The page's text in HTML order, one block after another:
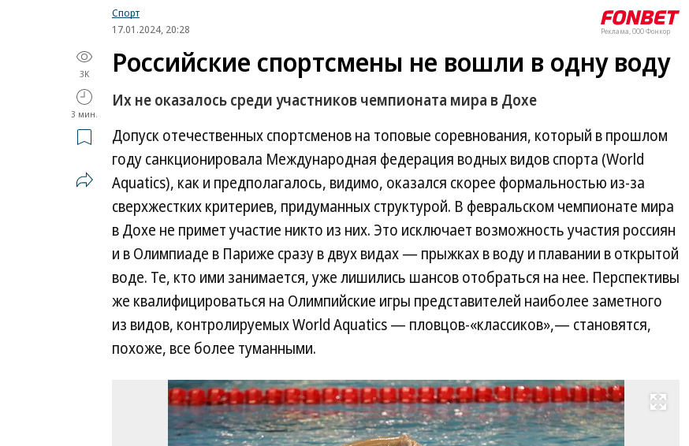
Реклама, ООО Фонкор
Спорт
17.01.2024, 20:28
3K
3 мин.
Российские спортсмены не вошли в одну воду
Их не оказалось среди участников чемпионата мира в Дохе
Допуск отечественных спортсменов на топовые соревнования, который в прошлом
году санкционировала Международная федерация водных видов спорта (World
Aquatics), как и предполагалось, видимо, оказался скорее формальностью из-за
сверхжестких критериев, придуманных структурой. В февральском чемпионате мира
в Дохе не примет участие никто из них. Это исключает возможность участия россиян
и в Олимпиаде в Париже сразу в двух видах — прыжках в воду и плавании в открытой
воде. Те, кто ими занимается, уже лишились шансов отобраться на нее. Перспективы
же квалифицироваться на Олимпийские игры представителей наиболее заметного
из видов, контролируемых World Aquatics — пловцов-«классиков»,— становятся,
похоже, все более туманными.
Развернуть на весь экран